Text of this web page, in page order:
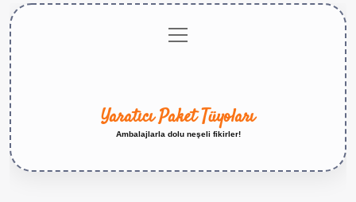
menüyü
aç
Yaratıcı Paket Tüyoları
Ambalajlarla dolu neşeli fikirler!